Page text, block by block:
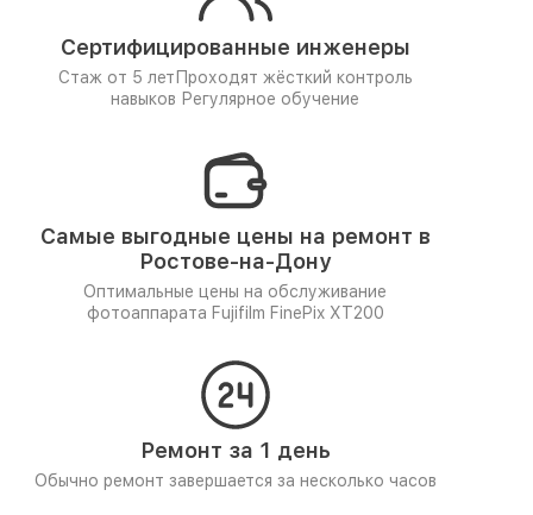
Сертифицированные инженеры
Стаж от 5 лет Проходят жёсткий контроль
навыков Регулярное обучение
Самые выгодные цены на ремонт в
Ростове-на-Дону
Оптимальные цены на обслуживание
фотоаппарата Fujifilm FinePix XT200
Ремонт за 1 день
Обычно ремонт завершается за несколько часов